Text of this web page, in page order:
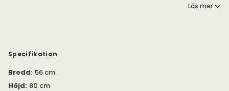
utföranden. Benställningen tillverkad av stål kommer i samma
Serien består, bland annat, av bord och stolar.
Läs mer
Specifikation
Bredd: 56 cm
Höjd: 80 cm